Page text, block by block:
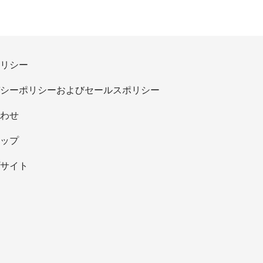
シー
ーポリシーおよびセールスポリシー
せ
プ
イト